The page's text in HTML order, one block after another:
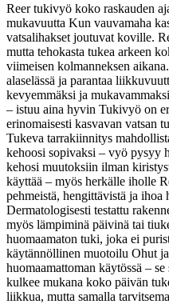
Reer tukivyö koko raskauden
mukavuutta Kun vauvamaha
vatsalihakset joutuvat koville.
mutta tehokasta tukea arkeen
viimeisen kolmanneksen
alaselässä ja parantaa
kevyemmäksi ja
– istuu aina hyvin Tukivyö on
erinomaisesti kasvavan vatsan
Tukeva tarrakiinnitys
kehoosi sopivaksi – vyö pysyy
kehosi muutoksiin ilman
käyttää – myös herkälle iholle
pehmeistä, hengittävistä ja ihoa
Dermatologisesti testattu
myös lämpiminä päivinä tai
huomaamaton tuki, joka ei
käytännöllinen muotoilu Ohut
huomaamattoman käytössä –
kulkee mukana koko päivän
liikkua, mutta samalla